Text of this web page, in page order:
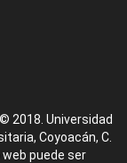
2018. Universidad
Coyoacán, C.
web puede ser